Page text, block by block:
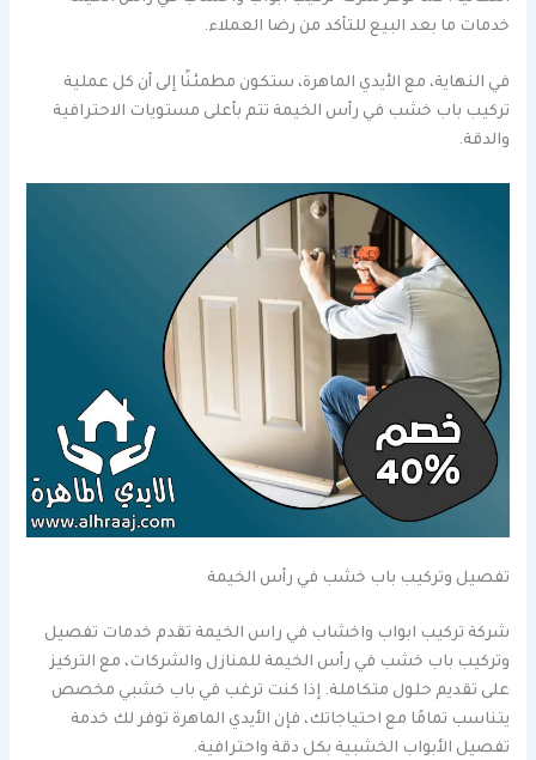
خدمات ما بعد البيع للتأكد من رضا العملاء.
في النهاية، مع الأيدي الماهرة، ستكون مطمئنًا إلى أن كل عملية
تركيب باب خشب في رأس الخيمة تتم بأعلى مستويات الاحترافية
والدقة.
تفصيل وتركيب باب خشب في رأس الخيمة
شركة تركيب ابواب واخشاب في راس الخيمة تقدم خدمات تفصيل
وتركيب باب خشب في رأس الخيمة للمنازل والشركات، مع التركيز
على تقديم حلول متكاملة. إذا كنت ترغب في باب خشبي مخصص
يتناسب تمامًا مع احتياجاتك، فإن الأيدي الماهرة توفر لك خدمة
تفصيل الأبواب الخشبية بكل دقة واحترافية.